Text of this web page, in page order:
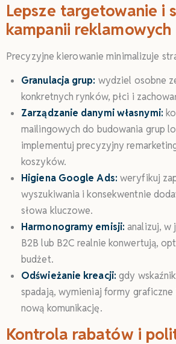
Lepsze targetowanie i
kampanii reklamowych
Precyzyjne kierowanie minimalizuje
Granulacja grup: wydziel osobne
konkretnych rynków, płci i
Zarządzanie danymi własnymi:
mailingowych do budowania grup
implementuj precyzyjny
koszyków.
Higiena Google Ads: weryfikuj
wyszukiwania i konsekwentnie
słowa kluczowe.
Harmonogramy emisji: analizuj, w
B2B lub B2C realnie konwertują,
budżet.
Odświeżanie kreacji: gdy
spadają, wymieniaj formy
nową komunikację.
Kontrola rabatów i